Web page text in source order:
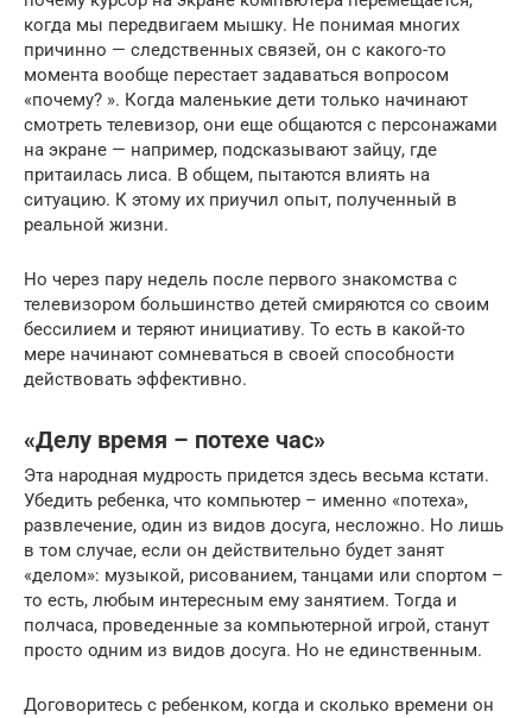
когда мы передвигаем мышку. Не понимая многих
причинно — следственных связей, он с какого-то
момента вообще перестает задаваться вопросом
«почему? ». Когда маленькие дети только начинают
смотреть телевизор, они еще общаются с персонажами
на экране — например, подсказывают зайцу, где
притаилась лиса. В общем, пытаются влиять на
ситуацию. К этому их приучил опыт, полученный в
реальной жизни.
Но через пару недель после первого знакомства с
телевизором большинство детей смиряются со своим
бессилием и теряют инициативу. То есть в какой-то
мере начинают сомневаться в своей способности
действовать эффективно.
«Делу время – потехе час»
Эта народная мудрость придется здесь весьма кстати.
Убедить ребенка, что компьютер – именно «потеха»,
развлечение, один из видов досуга, несложно. Но лишь
в том случае, если он действительно будет занят
«делом»: музыкой, рисованием, танцами или спортом –
то есть, любым интересным ему занятием. Тогда и
полчаса, проведенные за компьютерной игрой, станут
просто одним из видов досуга. Но не единственным.
Договоритесь с ребенком, когда и сколько времени он